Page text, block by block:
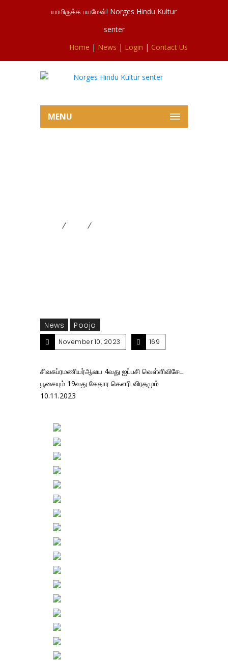
யாமிருக்க பயமேன்! Norges Hindu Kultur
senter
Home | News | Login | Contact Us
MENU
News Pooja
November 10, 2023 169
சிவசுப்ரமணியர்ஆலய 4வது ஐப்பசி வெள்ளிவிசேட
பூசையும் 19வது கேதார கெளரி விரதமும்
10.11.2023